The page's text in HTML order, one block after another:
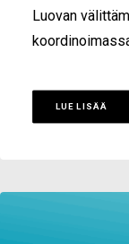
Luovan
LUE LISÄÄ